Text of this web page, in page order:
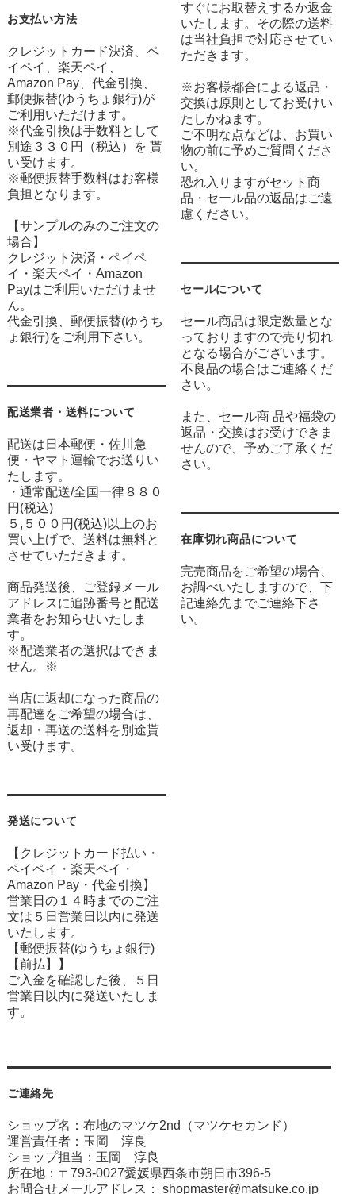
お支払い方法
クレジットカード決済、ペ
イペイ、楽天ペイ、
Amazon Pay、代金引換、
郵便振替(ゆうちょ銀行)が
ご利用いただけます。
※代金引換は手数料として
別途３３０円（税込）を 貰
い受けます。
※郵便振替手数料はお客様
負担となります。
【サンプルのみのご注文の
場合】
クレジット決済・ペイペ
イ・楽天ペイ・Amazon
Payはご利用いただけませ
ん。
代金引換、郵便振替(ゆうち
ょ銀行)をご利用下さい。
配送業者・送料について
配送は日本郵便・佐川急
便・ヤマト運輸でお送りい
たします。
・通常配送/全国一律８８０
円(税込)
５,５００円(税込)以上のお
買い上げで、送料は無料と
させていただきます。
商品発送後、ご登録メール
アドレスに追跡番号と配送
業者をお知らせいたしま
す。
※配送業者の選択はできま
せん。※
当店に返却になった商品の
再配達をご希望の場合は、
返却・再送の送料を別途貰
い受けます。
発送について
【クレジットカード払い・
ペイペイ・楽天ペイ・
Amazon Pay・ 代金引換】
営業日の１４時までのご注
文は５日営業日以内に発送
いたします。
【郵便振替(ゆうちょ銀行)
【前払】】
ご入金を確認した後、５日
営業日以内に発送いたしま
す。
すぐにお取替えするか返金
いたします。その際の送料
は当社負担で対応させてい
ただきます。
※お客様都合による返品・
交換は原則としてお受けい
たしかねます。
ご不明な点などは、お買い
物の前に予めご質問くださ
い。
恐れ入りますがセット商
品・セール品の返品はご遠
慮ください。
セールについて
セール商品は限定数量とな
っておりますので売り切れ
となる場合がございます。
不良品の場合はご連絡くだ
さい。
また、セール商 品や福袋の
返品・交換はお受けできま
せんので、予めご了承くだ
さい。
在庫切れ商品について
完売商品をご希望の場合、
お調べいたしますので、下
記連絡先までご連絡下さ
い。
ご連絡先
ショップ名：布地のマツケ2nd（マツケセカンド）
運営責任者：玉岡 淳良
ショップ担当：玉岡 淳良
所在地：〒793-0027愛媛県西条市朔日市396-5
お問合せメールアドレス： shopmaster@matsuke.co.jp